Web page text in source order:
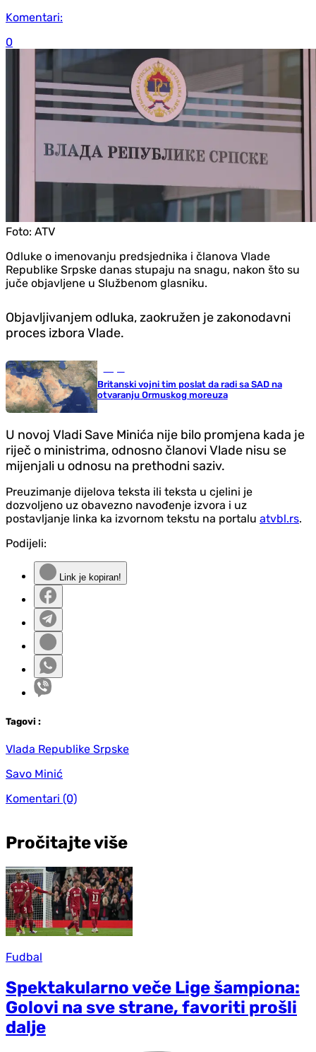
Komentari:
0
Foto: ATV
Odluke o imenovanju predsjednika i članova Vlade
Republike Srpske danas stupaju na snagu, nakon što su
juče objavljene u Službenom glasniku.
Objavljivanjem odluka, zaokružen je zakonodavni
proces izbora Vlade.
Britanski vojni tim poslat da radi sa SAD na
otvaranju Ormuskog moreuza
U novoj Vladi Save Minića nije bilo promjena kada je
riječ o ministrima, odnosno članovi Vlade nisu se
mijenjali u odnosu na prethodni saziv.
Preuzimanje dijelova teksta ili teksta u cjelini je
dozvoljeno uz obavezno navođenje izvora i uz
postavljanje linka ka izvornom tekstu na portalu atvbl.rs.
Podijeli:
Link je kopiran!
Tagovi :
Vlada Republike Srpske
Savo Minić
Komentari (0)
Pročitajte više
Fudbal
Spektakularno veče Lige šampiona:
Golovi na sve strane, favoriti prošli
dalje